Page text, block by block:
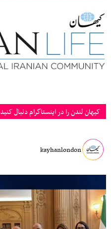
کیهان لندن را در اینستاگرام دنبال کنید
kayhanlondon